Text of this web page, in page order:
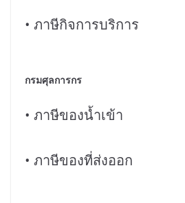
• ภาษีกิจการบริการ
กรมศุลการกร
• ภาษีของน้ำเข้า
• ภาษีของที่ส่งออก